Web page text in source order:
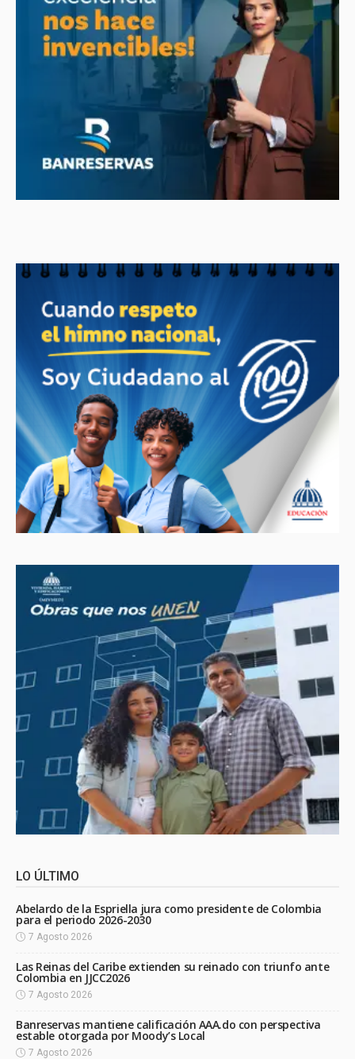
LO ÚLTIMO
Abelardo de la Espriella jura como presidente de Colombia
para el periodo 2026-2030
7 Agosto 2026
Las Reinas del Caribe extienden su reinado con triunfo ante
Colombia en JJCC2026
7 Agosto 2026
Banreservas mantiene calificación AAA.do con perspectiva
estable otorgada por Moody’s Local
7 Agosto 2026